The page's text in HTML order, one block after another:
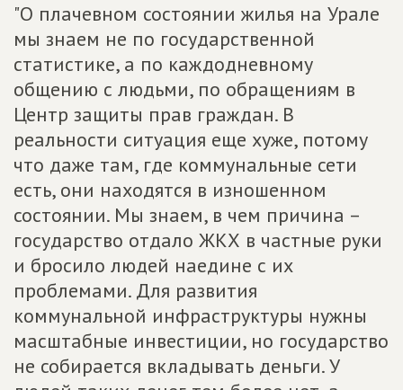
"О плачевном состоянии жилья на Урале
мы знаем не по государственной
статистике, а по каждодневному
общению с людьми, по обращениям в
Центр защиты прав граждан. В
реальности ситуация еще хуже, потому
что даже там, где коммунальные сети
есть, они находятся в изношенном
состоянии. Мы знаем, в чем причина –
государство отдало ЖКХ в частные руки
и бросило людей наедине с их
проблемами. Для развития
коммунальной инфраструктуры нужны
масштабные инвестиции, но государство
не собирается вкладывать деньги. У